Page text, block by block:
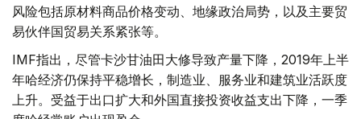
风险包括原材料商品价格变动、地缘政治局势，以及主要贸
易伙伴国贸易关系紧张等。
IMF指出，尽管卡沙甘油田大修导致产量下降，2019年上半
年哈经济仍保持平稳增长，制造业、服务业和建筑业活跃度
上升。受益于出口扩大和外国直接投资收益支出下降，一季